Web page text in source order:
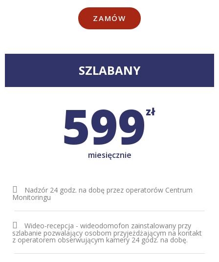
ZAMÓW
SZLABANY
599zł
miesięcznie
Nadzór 24 godz. na dobę przez operatorów Centrum
Monitoringu
Wideo-recepcja - wideodomofon zainstalowany przy
szlabanie pozwalający osobom przyjeżdżającym na kontakt
z operatorem obserwującym kamery 24 godz. na dobę.